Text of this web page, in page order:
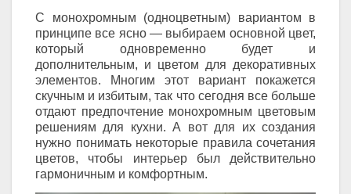
С монохромным (одноцветным) вариантом в
принципе все ясно — выбираем основной цвет,
который одновременно будет и
дополнительным, и цветом для декоративных
элементов. Многим этот вариант покажется
скучным и избитым, так что сегодня все больше
отдают предпочтение монохромным цветовым
решениям для кухни. А вот для их создания
нужно понимать некоторые правила сочетания
цветов, чтобы интерьер был действительно
гармоничным и комфортным.